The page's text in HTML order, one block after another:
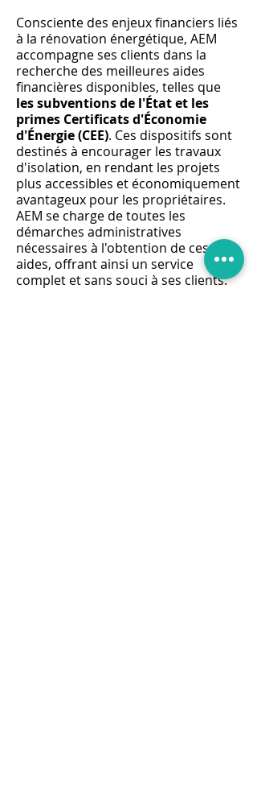
Consciente des enjeux financiers liés
à la rénovation énergétique, AEM
accompagne ses clients dans la
recherche des meilleures aides
financières disponibles, telles que
les subventions de l'État et les
primes Certificats d'Économie
d'Énergie (CEE). Ces dispositifs sont
destinés à encourager les travaux
d'isolation, en rendant les projets
plus accessibles et économiquement
avantageux pour les propriétaires.
AEM se charge de toutes les
démarches administratives
nécessaires à l'obtention de ces
aides, offrant ainsi un service
complet et sans souci à ses clients.